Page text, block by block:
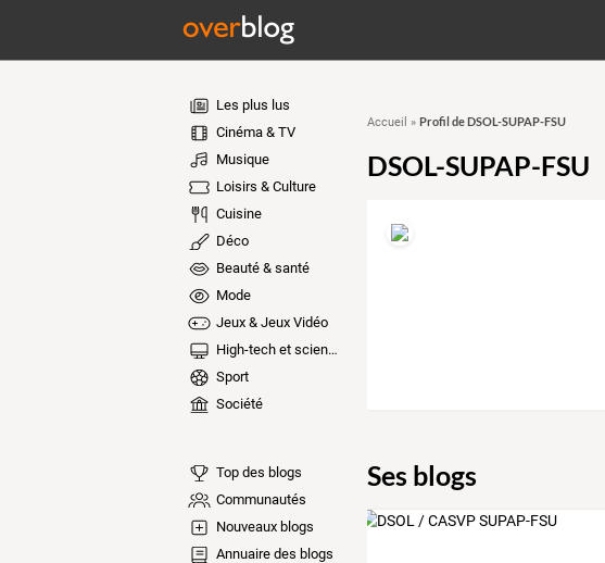
Les plus lus
Cinéma & TV
Musique
Loisirs & Culture
Cuisine
Déco
Beauté & santé
Mode
Jeux & Jeux Vidéo
High-tech et sciences
Sport
Société
Top des blogs
Communautés
Nouveaux blogs
Annuaire des blogs
Accueil » Profil de DSOL-SUPAP-FSU
DSOL-SUPAP-FSU
Ses blogs